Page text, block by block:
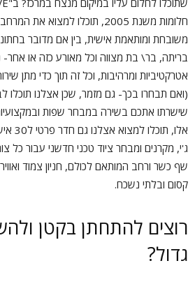
חלומות משנת 2005, תוכלו למצוא
משובחת ומותאמת אישית, בין אם מדובר
בריתה, בר\ בת מצווה וכל מאורע כזה או אחר-
אטרקטיביות ומרהיבות, וכל זה תוך כדי מתן
(ואם תבחרו בכך- גם מזמר, שכן אצלנו תוכלו
שישרתו אתכם בשירה במבחר שפות
אלו,
ג'י, מקרנים ומבחר ציוד טכני חדשני עבור כל
שף כשר ורחב המותאם לכולם, חניון צמוד
קסום ובלתי נשכח.
רוצים להתחתן בקטן
גדול?